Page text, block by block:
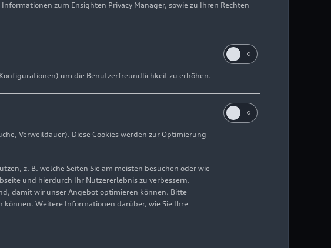
zum Ensighten Privacy Manager, sowie zu Ihren Rechten
um die Benutzerfreundlichkeit zu erhöhen.
Verweildauer). Diese Cookies werden zur Optimierung
z. B. welche Seiten Sie am meisten besuchen oder wie
und hierdurch Ihr Nutzererlebnis zu verbessern.
damit wir unser Angebot optimieren können. Bitte
können. Weitere Informationen darüber, wie Sie Ihre